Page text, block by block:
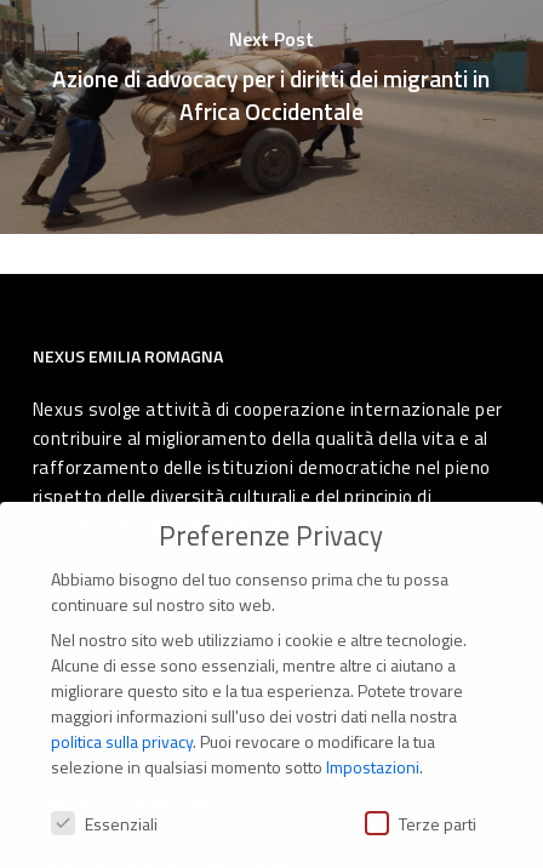
Next Post
Azione di advocacy per i diritti dei migranti in
Africa Occidentale
NEXUS EMILIA ROMAGNA
Nexus svolge attività di cooperazione internazionale per
contribuire al miglioramento della qualità della vita e al
rafforzamento delle istituzioni democratiche nel pieno
rispetto delle diversità culturali e del principio di
autodeterminazione dei popoli.
CONTATTI
Via Marconi 69 – 40122 Bologna (Italia)
Tel. +39 051 294 775
Preferenze Privacy
Abbiamo bisogno del tuo consenso prima che tu possa
continuare sul nostro sito web.
Nel nostro sito web utilizziamo i cookie e altre tecnologie.
Alcune di esse sono essenziali, mentre altre ci aiutano a
migliorare questo sito e la tua esperienza. Potete trovare
maggiori informazioni sull'uso dei vostri dati nella nostra
politica sulla privacy. Puoi revocare o modificare la tua
selezione in qualsiasi momento sottoImpostazioni.
Preferenze Privacy
Essenziali Terze parti